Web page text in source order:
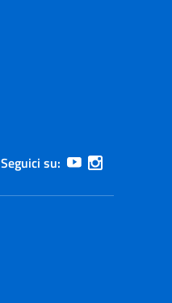
Seguici su: